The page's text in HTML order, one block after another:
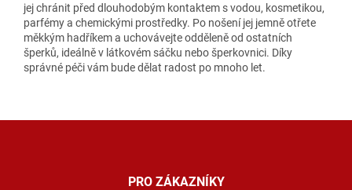
jej chránit před dlouhodobým kontaktem s vodou, kosmetikou,
parfémy a chemickými prostředky. Po nošení jej jemně otřete
měkkým hadříkem a uchovávejte odděleně od ostatních
šperků, ideálně v látkovém sáčku nebo šperkovnici. Díky
správné péči vám bude dělat radost po mnoho let.
PRO ZÁKAZNÍKY